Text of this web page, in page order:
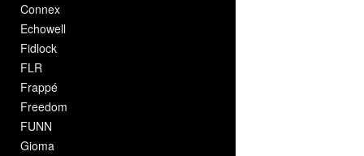
Connex
Echowell
Fidlock
FLR
Frappé
Freedom
FUNN
Gioma